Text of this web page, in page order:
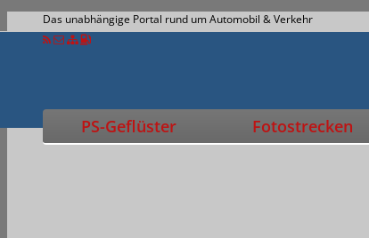
Das unabhängige Portal rund um Automobil & Verkehr
PS-Geflüster Fotostrecken